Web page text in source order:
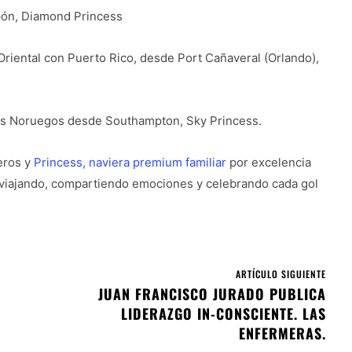
Diamond Princess
con Puerto Rico, desde Port Cañaveral (Orlando),
Noruegos desde Southampton, Sky Princess.
y Princess, naviera premium familiar por excelencia
compartiendo emociones y celebrando cada gol
ARTÍCULO SIGUIENTE
JUAN FRANCISCO JURADO PUBLICA
LIDERAZGO IN-CONSCIENTE. LAS
ENFERMERAS.